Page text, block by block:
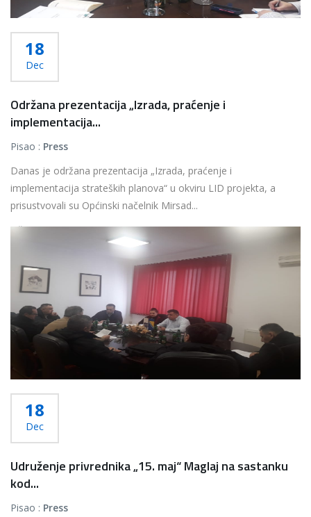
18
Dec
Održana prezentacija „Izrada, praćenje i
implementacija...
Pisao : Press
Danas je održana prezentacija „Izrada, praćenje i
implementacija strateških planova“ u okviru LID projekta, a
prisustvovali su Općinski načelnik Mirsad...
Više...
18
Dec
Udruženje privrednika „15. maj“ Maglaj na sastanku
kod...
Pisao : Press